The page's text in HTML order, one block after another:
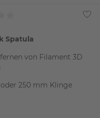
Spatula
von Filament 3D
250 mm Klinge